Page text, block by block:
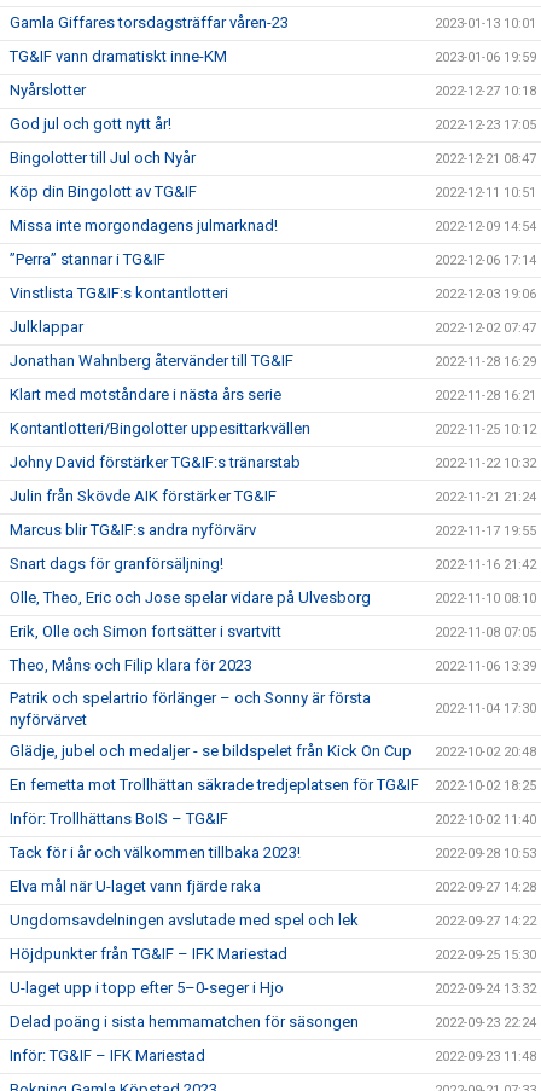
Gamla Giffares torsdagsträffar våren-23 2023-01-13 10:01
TG&IF vann dramatiskt inne-KM 2023-01-06 19:59
Nyårslotter 2022-12-27 10:18
God jul och gott nytt år! 2022-12-23 17:05
Bingolotter till Jul och Nyår 2022-12-21 08:47
Köp din Bingolott av TG&IF 2022-12-11 10:51
Missa inte morgondagens julmarknad! 2022-12-09 14:54
”Perra” stannar i TG&IF 2022-12-06 17:14
Vinstlista TG&IF:s kontantlotteri 2022-12-03 19:06
Julklappar 2022-12-02 07:47
Jonathan Wahnberg återvänder till TG&IF 2022-11-28 16:29
Klart med motståndare i nästa års serie 2022-11-28 16:21
Kontantlotteri/Bingolotter uppesittarkvällen 2022-11-25 10:12
Johny David förstärker TG&IF:s tränarstab 2022-11-22 10:32
Julin från Skövde AIK förstärker TG&IF 2022-11-21 21:24
Marcus blir TG&IF:s andra nyförvärv 2022-11-17 19:55
Snart dags för granförsäljning! 2022-11-16 21:42
Olle, Theo, Eric och Jose spelar vidare på Ulvesborg 2022-11-10 08:10
Erik, Olle och Simon fortsätter i svartvitt 2022-11-08 07:05
Theo, Måns och Filip klara för 2023 2022-11-06 13:39
Patrik och spelartrio förlänger – och Sonny är första
nyförvärvet
2022-11-04 17:30
Glädje, jubel och medaljer - se bildspelet från Kick On Cup 2022-10-02 20:48
En femetta mot Trollhättan säkrade tredjeplatsen för TG&IF 2022-10-02 18:25
Inför: Trollhättans BoIS – TG&IF 2022-10-02 11:40
Tack för i år och välkommen tillbaka 2023! 2022-09-28 10:53
Elva mål när U-laget vann fjärde raka 2022-09-27 14:28
Ungdomsavdelningen avslutade med spel och lek 2022-09-27 14:22
Höjdpunkter från TG&IF – IFK Mariestad 2022-09-25 15:30
U-laget upp i topp efter 5–0-seger i Hjo 2022-09-24 13:32
Delad poäng i sista hemmamatchen för säsongen 2022-09-23 22:24
Inför: TG&IF – IFK Mariestad 2022-09-23 11:48